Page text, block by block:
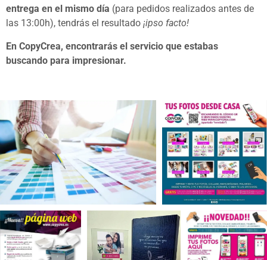
entrega en el mismo día (para pedidos realizados antes de
las 13:00h), tendrás el resultado ¡ipso facto!
En CopyCrea, encontrarás el servicio que estabas
buscando para impresionar.